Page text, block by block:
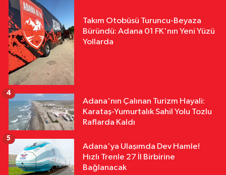
Takım Otobüsü Turuncu-Beyaza
Büründü: Adana 01 FK'nın Yeni Yüzü
Yollarda
Adana'nın Çalınan Turizm Hayali:
Karataş-Yumurtalık Sahil Yolu Tozlu
Raflarda Kaldı
4
Adana'ya Ulaşımda Dev Hamle!
Hızlı Trenle 27 İl Birbirine
Bağlanacak
5